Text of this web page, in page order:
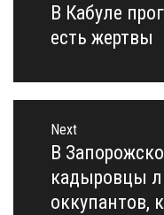
записям
Previous
post:
В Кабуле
есть жертвы
Next
Next
post:
В
кадыровцы
оккупантов,